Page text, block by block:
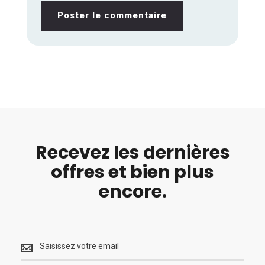
Poster le commentaire
Recevez les dernières
offres et bien plus
encore.
les
dernières